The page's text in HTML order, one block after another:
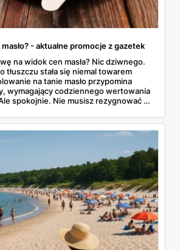
- aktualne promocje z gazetek
na widok cen masła? Nic dziwnego.
tłuszczu stała się niemal towarem
na tanie masło przypomina
wymagający codziennego wertowania
spokojnie. Nie musisz rezygnować z
od Biedronki po Lidla, i
tropić okazje w gazetkach
z przepłacaniem.